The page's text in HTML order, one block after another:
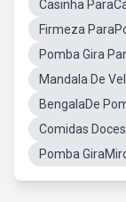
Casinha
Firmeza
Pomba Gira
Mandala De
BengalaDe
Comidas
Pomba